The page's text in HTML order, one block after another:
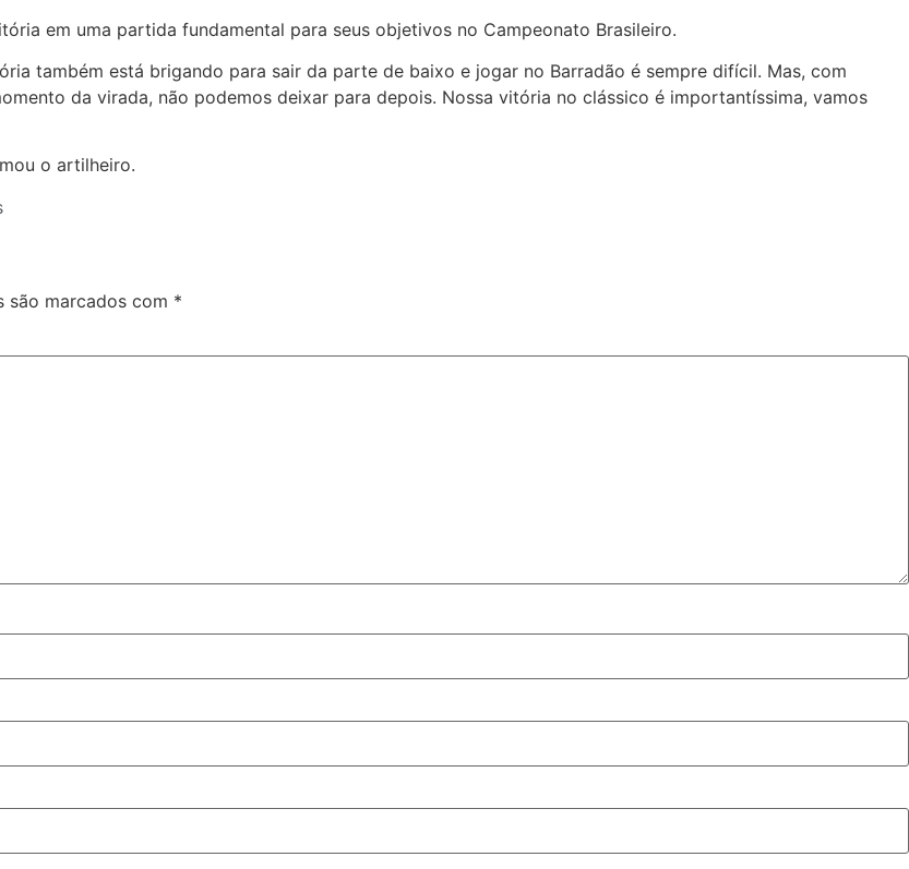
em uma partida fundamental para seus objetivos no Campeonato Brasileiro.
também está brigando para sair da parte de baixo e jogar no Barradão é sempre difícil. Mas, com
da virada, não podemos deixar para depois. Nossa vitória no clássico é importantíssima, vamos
o artilheiro.
são marcados com *